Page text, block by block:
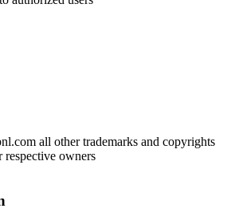
all other trademarks and copyrights
respective owners